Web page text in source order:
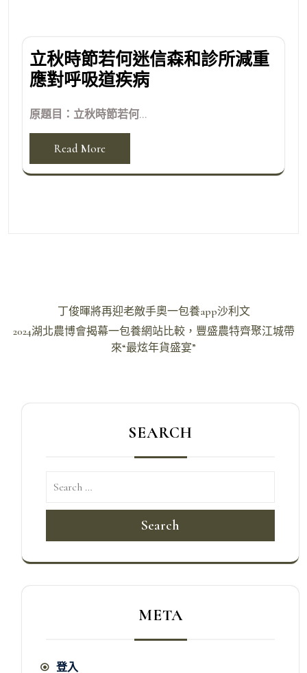
立秋時節若何迷信森和診所減重
應對呼吸道疾病
原題目：立秋時節若何...
Read More
章
丁俊暉將再迎老敵手奧一包養app沙利文
2024湖北農博會揭幕一包養網站比較，豐盛農特齊聚江城帶
來“最炫年貨盛宴”
SEARCH
Search
META
登入